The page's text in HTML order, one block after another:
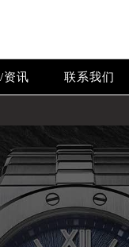
资讯 联系我们